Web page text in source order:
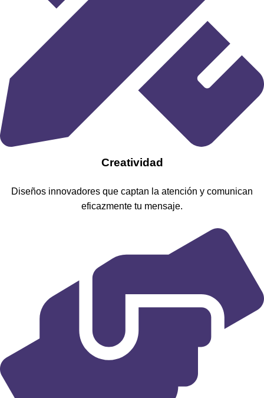
​Creatividad
Diseños innovadores que captan la atención y comunican
eficazmente tu mensaje.